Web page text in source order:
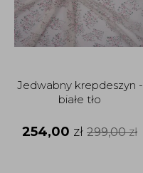
Jedwabny krepdeszyn -
białe tło
254,00 zł 299,00zł